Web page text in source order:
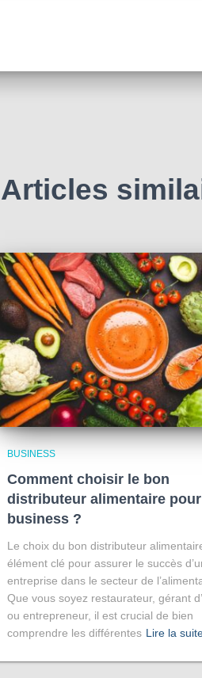
Articles
BUSINESS
Comment choisir le bon
distributeur alimentaire
business ?
Le choix du bon distributeur
élément clé pour assurer le succès
entreprise dans le secteur de
Que vous soyez restaurateur, gérant
ou entrepreneur, il est crucial de bien
comprendre les différentes Lire la